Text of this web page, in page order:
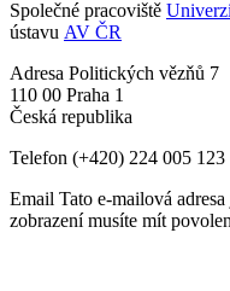
Společné pracoviště
ústavu AV ČR
Adresa Politických vězňů 7
110 00 Praha 1
Česká republika
Telefon (+420) 224 005 123
Email Tato e-mailová
zobrazení musíte mít